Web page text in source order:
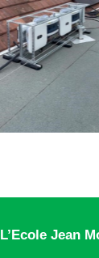
L’Ecole Jean